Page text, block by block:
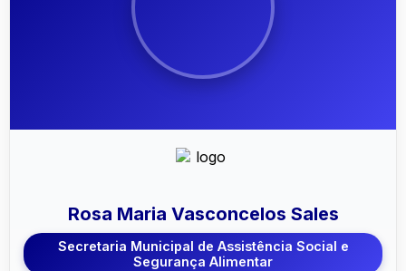
Rosa Maria Vasconcelos Sales
Secretaria Municipal de Assistência Social e
Segurança Alimentar